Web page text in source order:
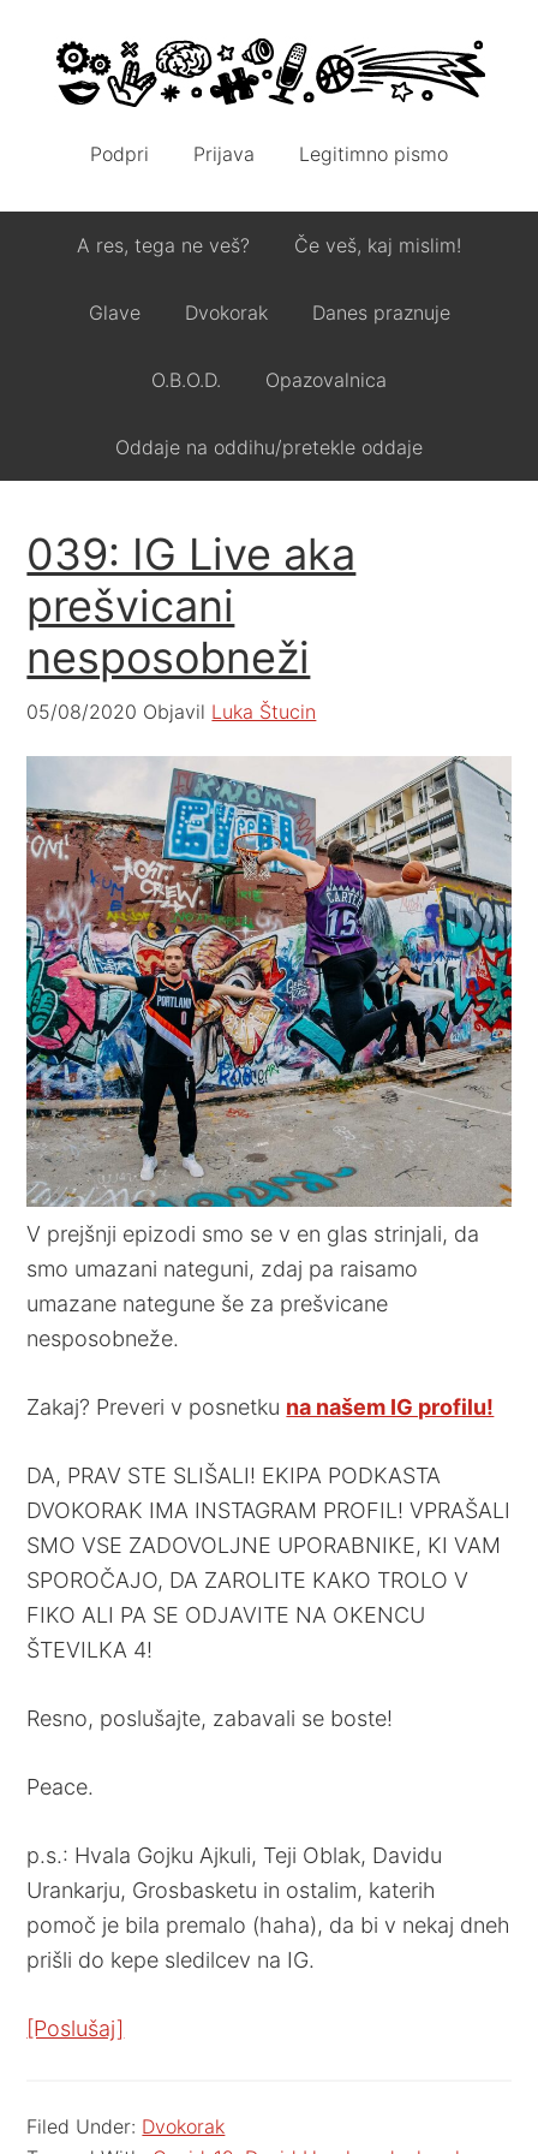
Podpri Prijava Legitimno pismo
A res, tega ne veš? Če veš, kaj mislim!
Glave Dvokorak Danes praznuje
O.B.O.D. Opazovalnica
Oddaje na oddihu/pretekle oddaje
039: IG Live aka
prešvicani
nesposobneži
05/08/2020 Objavil Luka Štucin
V prejšnji epizodi smo se v en glas strinjali, da
smo umazani nateguni, zdaj pa raisamo
umazane nategune še za prešvicane
nesposobneže.
Zakaj? Preveri v posnetku na našem IG profilu!
DA, PRAV STE SLIŠALI! EKIPA PODKASTA
DVOKORAK IMA INSTAGRAM PROFIL! VPRAŠALI
SMO VSE ZADOVOLJNE UPORABNIKE, KI VAM
SPOROČAJO, DA ZAROLITE KAKO TROLO V
FIKO ALI PA SE ODJAVITE NA OKENCU
ŠTEVILKA 4!
Resno, poslušajte, zabavali se boste!
Peace.
p.s.: Hvala Gojku Ajkuli, Teji Oblak, Davidu
Urankarju, Grosbasketu in ostalim, katerih
pomoč je bila premalo (haha), da bi v nekaj dneh
prišli do kepe sledilcev na IG.
[Poslušaj]
Filed Under: Dvokorak